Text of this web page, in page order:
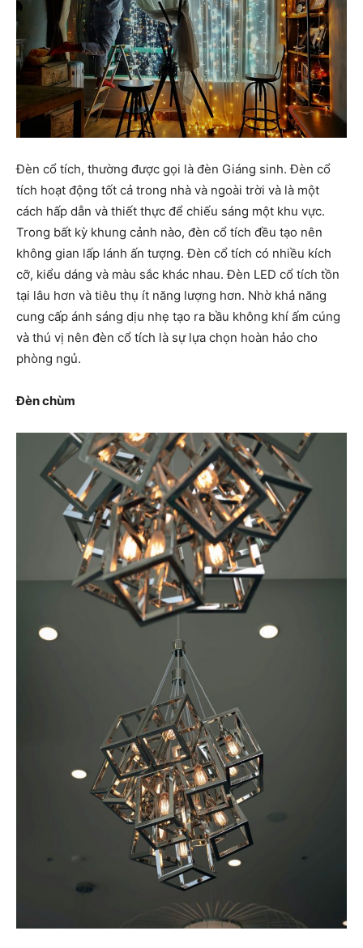
Đèn cổ tích, thường được gọi là đèn Giáng sinh. Đèn cổ
tích hoạt động tốt cả trong nhà và ngoài trời và là một
cách hấp dẫn và thiết thực để chiếu sáng một khu vực.
Trong bất kỳ khung cảnh nào, đèn cổ tích đều tạo nên
không gian lấp lánh ấn tượng. Đèn cổ tích có nhiều kích
cỡ, kiểu dáng và màu sắc khác nhau. Đèn LED cổ tích tồn
tại lâu hơn và tiêu thụ ít năng lượng hơn. Nhờ khả năng
cung cấp ánh sáng dịu nhẹ tạo ra bầu không khí ấm cúng
và thú vị nên đèn cổ tích là sự lựa chọn hoàn hảo cho
phòng ngủ.
Đèn chùm